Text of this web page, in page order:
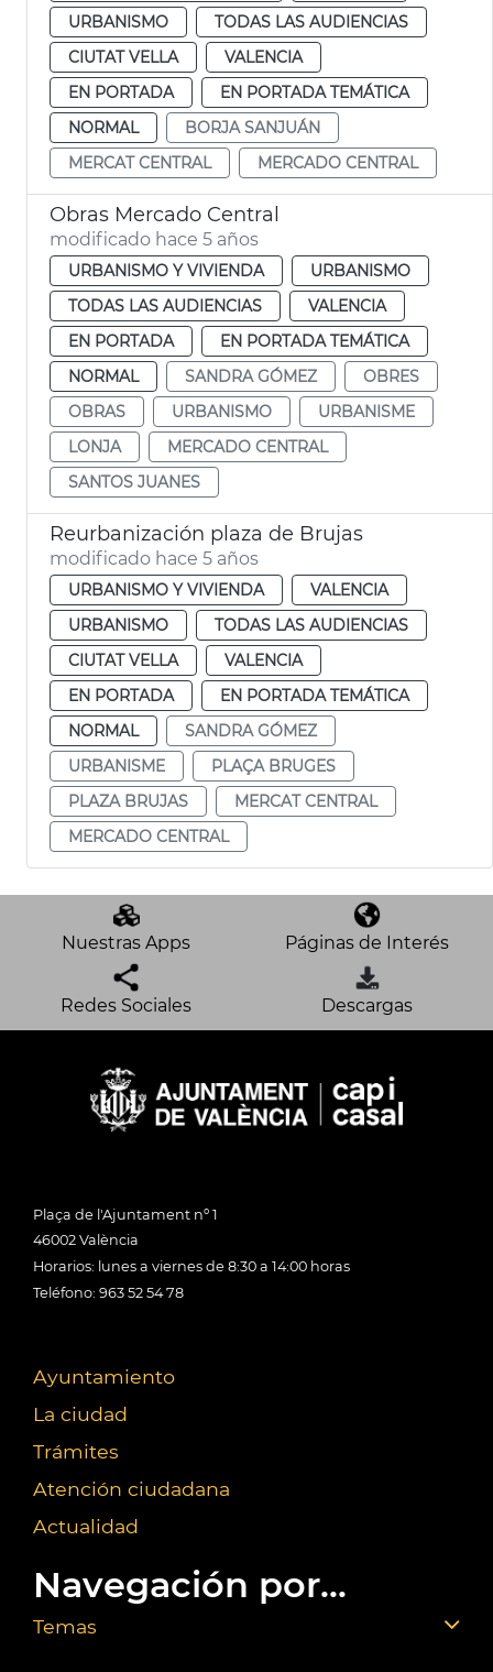
URBANISMO
TODAS LAS AUDIENCIAS
CIUTAT VELLA
VALENCIA
EN PORTADA
EN PORTADA TEMÁTICA
NORMAL
BORJA SANJUÁN
MERCAT CENTRAL
MERCADO CENTRAL
Obras Mercado Central
modificado hace 5 años
URBANISMO Y VIVIENDA
URBANISMO
TODAS LAS AUDIENCIAS
VALENCIA
EN PORTADA
EN PORTADA TEMÁTICA
NORMAL
SANDRA GÓMEZ
OBRES
OBRAS
URBANISMO
URBANISME
LONJA
MERCADO CENTRAL
SANTOS JUANES
Reurbanización plaza de Brujas
modificado hace 5 años
URBANISMO Y VIVIENDA
VALENCIA
URBANISMO
TODAS LAS AUDIENCIAS
CIUTAT VELLA
VALENCIA
EN PORTADA
EN PORTADA TEMÁTICA
NORMAL
SANDRA GÓMEZ
URBANISME
PLAÇA BRUGES
PLAZA BRUJAS
MERCAT CENTRAL
MERCADO CENTRAL
Nuestras Apps Páginas de Interés
Redes Sociales Descargas
Plaça de l'Ajuntament nº 1
46002 València
Horarios: lunes a viernes de 8:30 a 14:00 horas
Teléfono: 963 52 54 78
Ayuntamiento
La ciudad
Trámites
Atención ciudadana
Actualidad
Navegación por...
Temas